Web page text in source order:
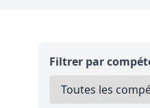
Filtrer par